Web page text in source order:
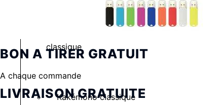
classique
Kakémono classique
BON A TIRER GRATUIT
A chaque commande
LIVRAISON GRATUITE